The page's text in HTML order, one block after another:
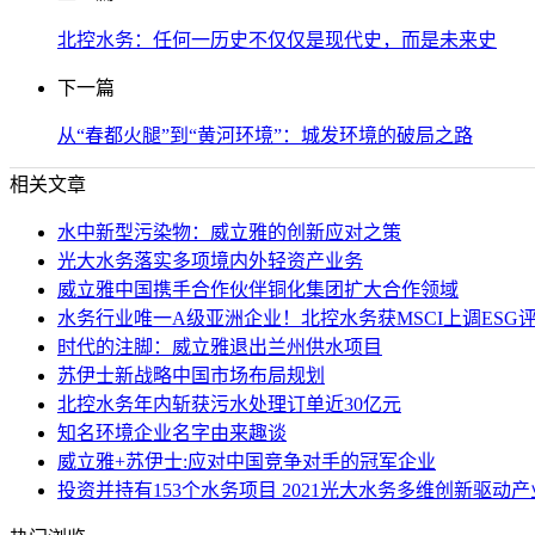
北控水务：任何一历史不仅仅是现代史，而是未来史
下一篇
从“春都火腿”到“黄河环境”：城发环境的破局之路
相关文章
水中新型污染物：威立雅的创新应对之策
光大水务落实多项境内外轻资产业务
威立雅中国携手合作伙伴铜化集团扩大合作领域
水务行业唯一A级亚洲企业！北控水务获MSCI上调ESG
时代的注脚：威立雅退出兰州供水项目
苏伊士新战略中国市场布局规划
北控水务年内斩获污水处理订单近30亿元
知名环境企业名字由来趣谈
威立雅+苏伊士:应对中国竞争对手的冠军企业
投资并持有153个水务项目 2021光大水务多维创新驱动产